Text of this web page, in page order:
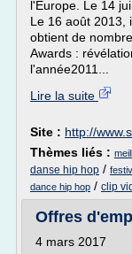
l'Europe. Le 14
Le 16 août 2013,
obtient de
Awards :
l'année2011...
Lire la suite
Site : http://
Thèmes liés :
danse hip hop /
dance hip hop / clip
Offres
4 mars 2017